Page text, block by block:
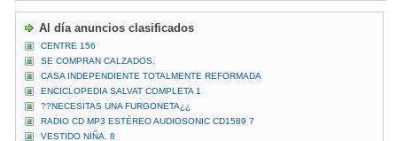
Al día anuncios clasificados
CENTRE 156
SE COMPRAN CALZADOS.
CASA INDEPENDIENTE TOTALMENTE REFORMADA
ENCICLOPEDIA SALVAT COMPLETA 1
??NECESITAS UNA FURGONETA¿¿
RADIO CD MP3 ESTÉREO AUDIOSONIC CD1589 7
VESTIDO NIÑA. 8